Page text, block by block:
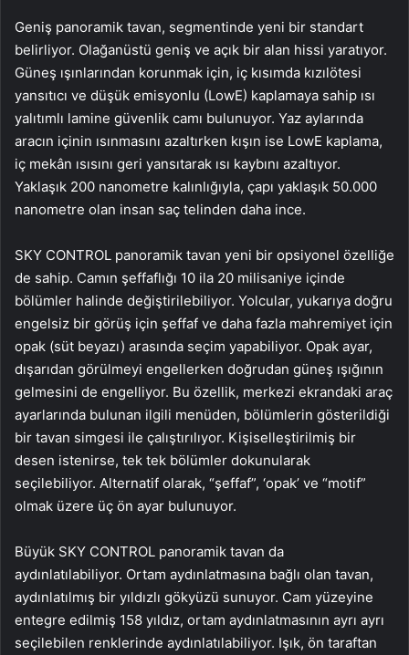
Geniş panoramik tavan, segmentinde yeni bir standart
belirliyor. Olağanüstü geniş ve açık bir alan hissi yaratıyor.
Güneş ışınlarından korunmak için, iç kısımda kızılötesi
yansıtıcı ve düşük emisyonlu (LowE) kaplamaya sahip ısı
yalıtımlı lamine güvenlik camı bulunuyor. Yaz aylarında
aracın içinin ısınmasını azaltırken kışın ise LowE kaplama,
iç mekân ısısını geri yansıtarak ısı kaybını azaltıyor.
Yaklaşık 200 nanometre kalınlığıyla, çapı yaklaşık 50.000
nanometre olan insan saç telinden daha ince.
SKY CONTROL panoramik tavan yeni bir opsiyonel özelliğe
de sahip. Camın şeffaflığı 10 ila 20 milisaniye içinde
bölümler halinde değiştirilebiliyor. Yolcular, yukarıya doğru
engelsiz bir görüş için şeffaf ve daha fazla mahremiyet için
opak (süt beyazı) arasında seçim yapabiliyor. Opak ayar,
dışarıdan görülmeyi engellerken doğrudan güneş ışığının
gelmesini de engelliyor. Bu özellik, merkezi ekrandaki araç
ayarlarında bulunan ilgili menüden, bölümlerin gösterildiği
bir tavan simgesi ile çalıştırılıyor. Kişiselleştirilmiş bir
desen istenirse, tek tek bölümler dokunularak
seçilebiliyor. Alternatif olarak, “şeffaf”, ‘opak’ ve “motif”
olmak üzere üç ön ayar bulunuyor.
Büyük SKY CONTROL panoramik tavan da
aydınlatılabiliyor. Ortam aydınlatmasına bağlı olan tavan,
aydınlatılmış bir yıldızlı gökyüzü sunuyor. Cam yüzeyine
entegre edilmiş 158 yıldız, ortam aydınlatmasının ayrı ayrı
seçilebilen renklerinde aydınlatılabiliyor. Işık, ön taraftan